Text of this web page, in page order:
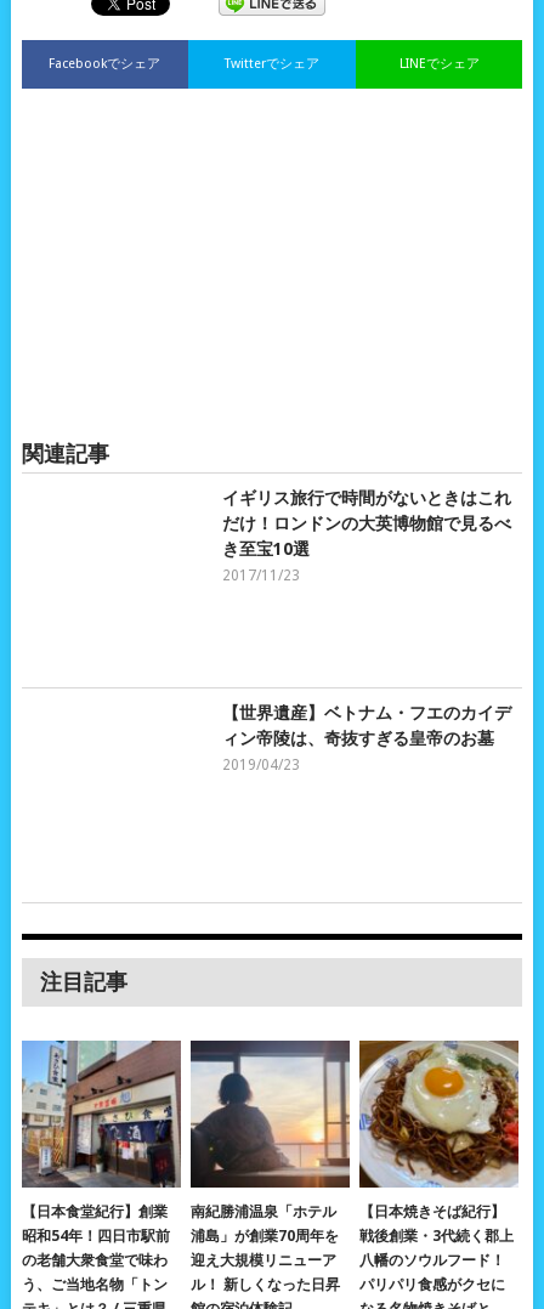
Facebookでシェア LINEでシェア
Twitterでシェア
関連記事
イギリス旅行で時間がないときはこれ
だけ！ロンドンの大英博物館で見るべ
き至宝10選
2017/11/23
【世界遺産】ベトナム・フエのカイデ
ィン帝陵は、奇抜すぎる皇帝のお墓
2019/04/23
注目記事
【日本食堂紀行】創業
昭和54年！四日市駅前
の老舗大衆食堂で味わ
う、ご当地名物「トン
南紀勝浦温泉「ホテル
浦島」が創業70周年を
迎え大規模リニューア
ル！ 新しくなった日昇
【日本焼きそば紀行】
戦後創業・3代続く郡上
八幡のソウルフード！
パリパリ食感がクセに